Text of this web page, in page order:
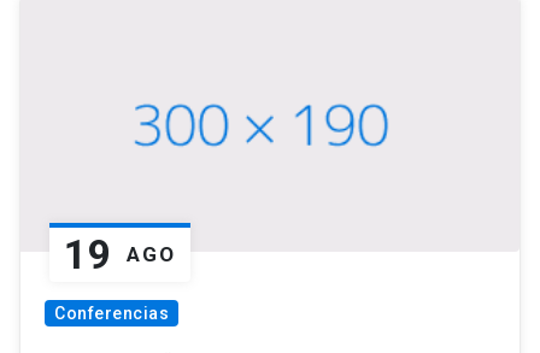
19 AGO
Conferencias